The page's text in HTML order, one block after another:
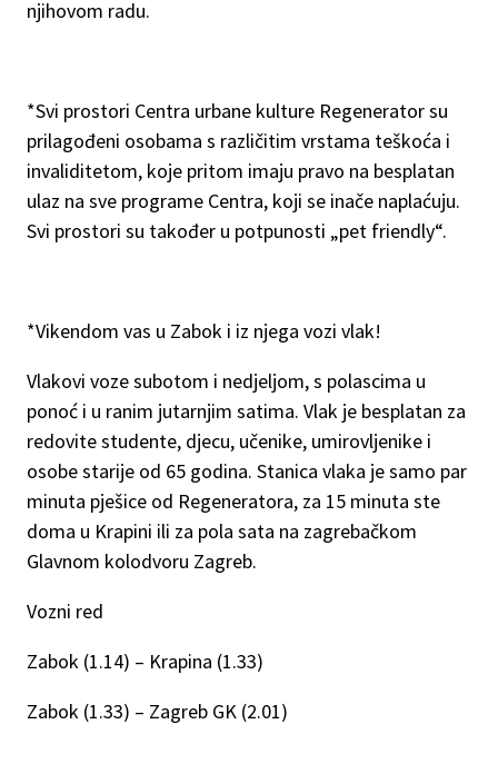
njihovom radu.
*Svi prostori Centra urbane kulture Regenerator su
prilagođeni osobama s različitim vrstama teškoća i
invaliditetom, koje pritom imaju pravo na besplatan
ulaz na sve programe Centra, koji se inače naplaćuju.
Svi prostori su također u potpunosti „pet friendly“.
*Vikendom vas u Zabok i iz njega vozi vlak!
Vlakovi voze subotom i nedjeljom, s polascima u
ponoć i u ranim jutarnjim satima. Vlak je besplatan za
redovite studente, djecu, učenike, umirovljenike i
osobe starije od 65 godina. Stanica vlaka je samo par
minuta pješice od Regeneratora, za 15 minuta ste
doma u Krapini ili za pola sata na zagrebačkom
Glavnom kolodvoru Zagreb.
Vozni red
Zabok (1.14) – Krapina (1.33)
Zabok (1.33) – Zagreb GK (2.01)